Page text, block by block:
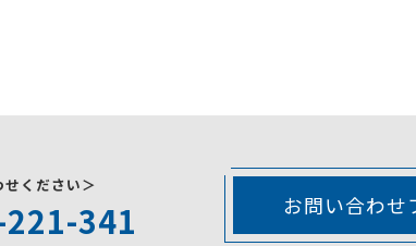
ください＞
341 お問い合わせ